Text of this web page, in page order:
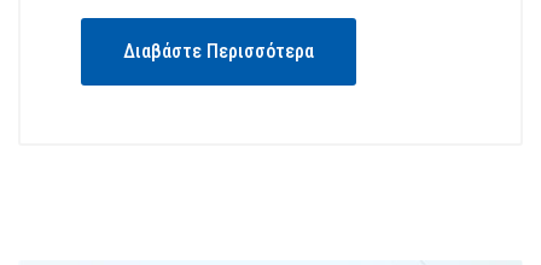
Διαβάστε Περισσότερα